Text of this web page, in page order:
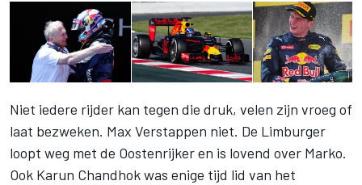
Niet iedere rijder kan tegen die druk, velen zijn vroeg of
laat bezweken. Max Verstappen niet. De Limburger
loopt weg met de Oostenrijker en is lovend over Marko.
Ook Karun Chandhok was enige tijd lid van het